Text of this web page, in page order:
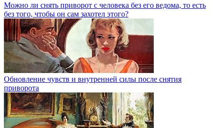
Можно ли снять приворот с человека без его ведома, то есть
без того, чтобы он сам захотел этого?
Обновление чувств и внутренней силы после снятия
приворота